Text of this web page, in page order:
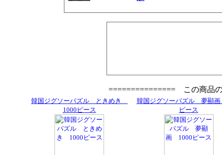
=============== この商品
韓国ジグソーパズル ときめき
1000ピース
韓国ジグソーパズル 夢顯
ピース